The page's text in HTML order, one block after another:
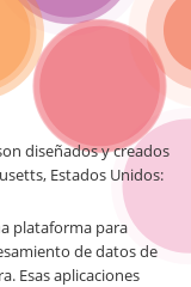
diseñados y creados
Estados Unidos:
plataforma para
de datos de
Esas aplicaciones